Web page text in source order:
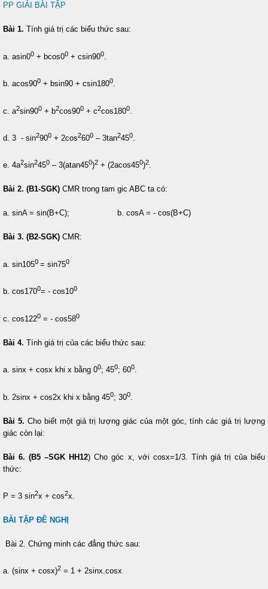
PP GIẢI BÀI TẬP
Bài 1. Tính giá trị các biểu thức sau:
a. asin00 + bcos00 + csin900
b. acos900 + bsin90 + csin1800.
c. a2sin900 + b2cos900 + c2cos1800
d. 3 - sin2900 + 2cos2600 – 3tan2450
e. 4a2sin2450 – 3(atan450)2 + (2acos450)2.
Bài 2. (B1-SGK) CMR trong tam gic ABC ta có:
a. sinA = sin(B+C); b. cosA = - cos(B+C)
Bài 3. (B2-SGK) CMR:
a. sin1050 = sin750
b. cos1700= - cos100
c. cos1220 = - cos580
Bài 4. Tính giá trị của các biểu thức sau:
a. sinx + cosx khi x bằng 00; 450; 600.
b. 2sinx + cos2x khi x bằng 450; 300
Bài 5. Cho biết một giá trị lượng giác của một góc, tính các giá trị lượng
giác còn lại:
Bài 6. (B5 –SGK HH12) Cho góc x, với cosx=1/3. Tính giá trị của biểu
thức:
P = 3 sin2x + cos2x.
BÀI TẬP ĐỀ NGHỊ
Bài 2. Chứng minh các đẳng thức sau:
a. (sinx + cosx)2 = 1 + 2sinx.cosx